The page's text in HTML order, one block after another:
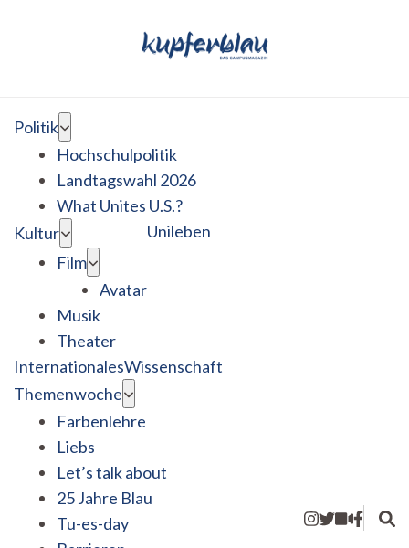
Politik
Hochschulpolitik
Landtagswahl 2026
What Unites U.S.?
Kultur
Film
Avatar
Musik
Theater
Unileben
InternationalesWissenschaft
Themenwoche
Farbenlehre
Liebs
Let’s talk about
25 Jahre Blau
Tu-es-day